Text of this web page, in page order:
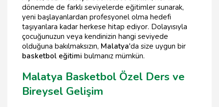
dönemde de farklı seviyelerde eğitimler sunarak,
yeni başlayanlardan profesyonel olma hedefi
taşıyanlara kadar herkese hitap ediyor. Dolayısıyla
çocuğunuzun veya kendinizin hangi seviyede
olduğuna bakılmaksızın, Malatya'da size uygun bir
basketbol eğitimi bulmanız mümkün.
Malatya Basketbol Özel Ders ve
Bireysel Gelişim